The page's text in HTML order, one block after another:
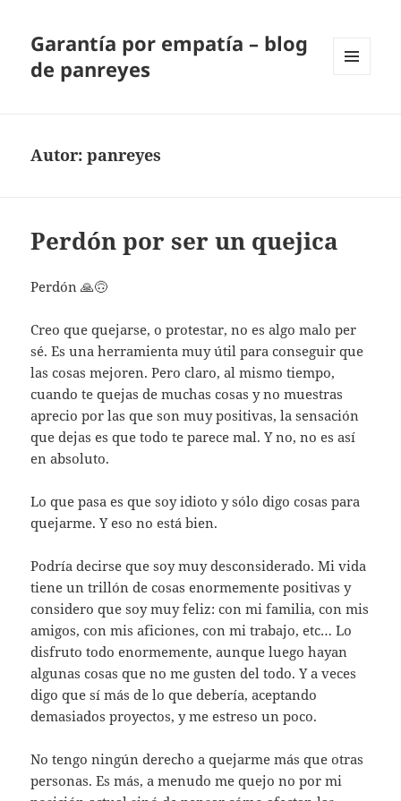
Garantía por empatía – blog
de panreyes
Autor:panreyes
Perdón por ser un quejica
Perdón 🙏🙃
Creo que quejarse, o protestar, no es algo malo per
sé. Es una herramienta muy útil para conseguir que
las cosas mejoren. Pero claro, al mismo tiempo,
cuando te quejas de muchas cosas y no muestras
aprecio por las que son muy positivas, la sensación
que dejas es que todo te parece mal. Y no, no es así
en absoluto.
Lo que pasa es que soy idioto y sólo digo cosas para
quejarme. Y eso no está bien.
Podría decirse que soy muy desconsiderado. Mi vida
tiene un trillón de cosas enormemente positivas y
considero que soy muy feliz: con mi familia, con mis
amigos, con mis aficiones, con mi trabajo, etc… Lo
disfruto todo enormemente, aunque luego hayan
algunas cosas que no me gusten del todo. Y a veces
digo que sí más de lo que debería, aceptando
demasiados proyectos, y me estreso un poco.
No tengo ningún derecho a quejarme más que otras
personas. Es más, a menudo me quejo no por mi